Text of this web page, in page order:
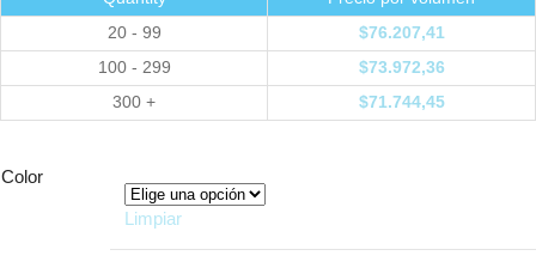
20 - 99
$76.207,41
100 - 299
$73.972,36
300 +
$71.744,45
Color
Limpiar